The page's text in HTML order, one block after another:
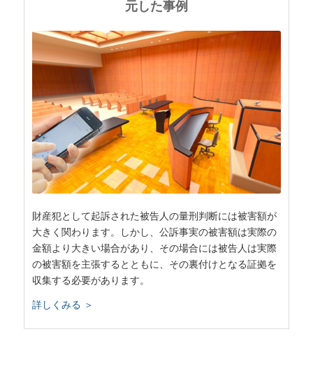
元した事例
財産犯として起訴された被告人の量刑判断には被害額が
大きく関わります。しかし、公訴事実の被害額は実際の
金額より大きい場合があり、その場合には被告人は実際
の被害額を主張するとともに、その裏付けとなる証拠を
収集する必要があります。
詳しくみる ＞